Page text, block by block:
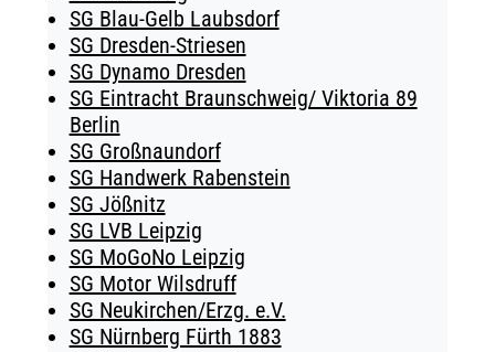
SG Blau-Gelb Laubsdorf
SG Dresden-Striesen
SG Dynamo Dresden
SG Eintracht Braunschweig/ Viktoria 89
Berlin
SG Großnaundorf
SG Handwerk Rabenstein
SG Jößnitz
SG LVB Leipzig
SG MoGoNo Leipzig
SG Motor Wilsdruff
SG Neukirchen/Erzg. e.V.
SG Nürnberg Fürth 1883